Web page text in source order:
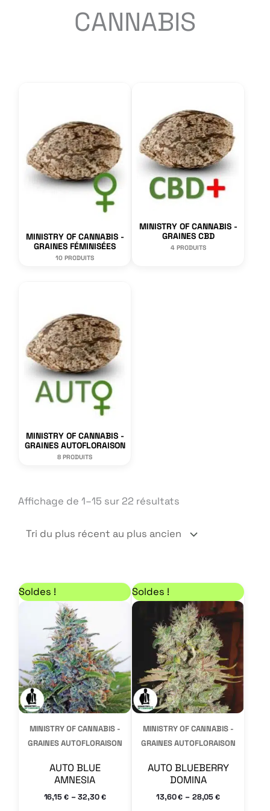
CANNABIS
MINISTRY OF CANNABIS -
GRAINES FÉMINISÉES
10 PRODUITS
MINISTRY OF CANNABIS -
GRAINES CBD
4 PRODUITS
MINISTRY OF CANNABIS -
GRAINES AUTOFLORAISON
8 PRODUITS
Affichage de 1–15 sur 22 résultats
plus
ancien
Soldes !
MINISTRY OF CANNABIS -
GRAINES AUTOFLORAISON
AUTO BLUE
AMNESIA
16,15 €–32,30 €
Plage de prix : 16,15 € à 32,30 €
Ce
produit
plusieurs
variations.
Les
options
peuvent
être
Soldes !
MINISTRY OF CANNABIS -
GRAINES AUTOFLORAISON
AUTO BLUEBERRY
DOMINA
13,60€ – 28,05€
Plage de prix :
Ce
produit
plusieurs
variations.
Les
options
peuvent
être
sur